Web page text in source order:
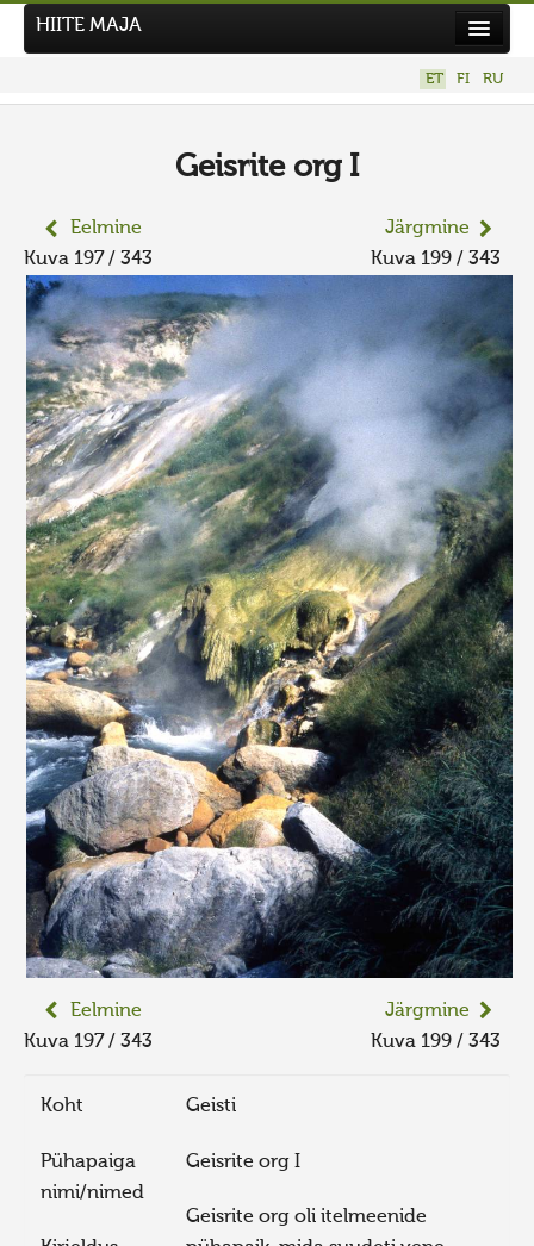
Tegutse
Kuvavõistlused
UUS KUVAVÕISTLUS
Hiite kuvavõistlus 2026
VANEMAD KUVAVÕISTLUSED
Kontakt
HIITE MAJA
ET FI RU
Geisrite org I
Eelmine
Kuva 197 / 343
Järgmine
Kuva 199 / 343
Eelmine
Kuva 197 / 343
Järgmine
Kuva 199 / 343
Koht Geisti
Pühapaiga
nimi/nimed
Geisrite org I
Geisrite org oli itelmeenide